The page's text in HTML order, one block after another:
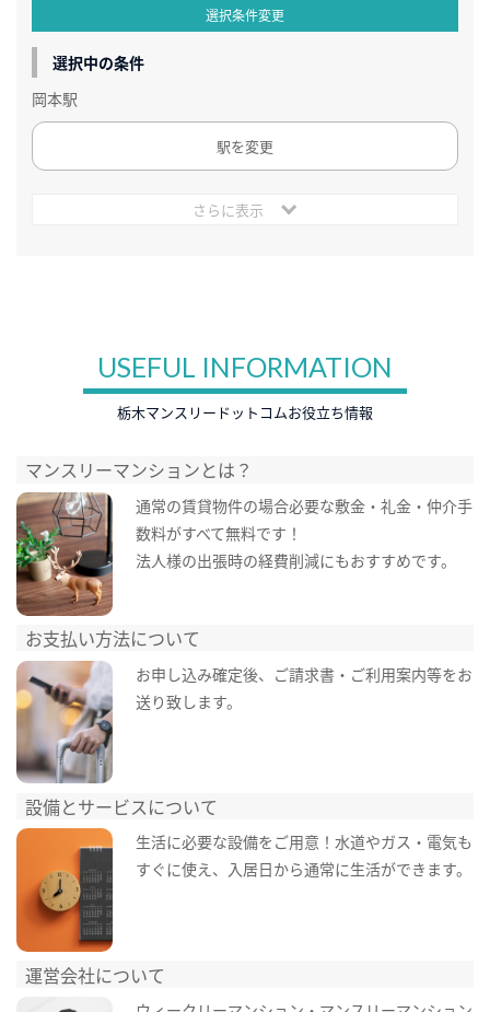
選択条件変更
選択中の条件
岡本駅
駅を変更
さらに表示
USEFUL INFORMATION
栃木マンスリードットコムお役立ち情報
マンスリーマンションとは？
通常の賃貸物件の場合必要な敷金・礼金・仲介手
数料がすべて無料です！
法人様の出張時の経費削減にもおすすめです。
お支払い方法について
お申し込み確定後、ご請求書・ご利用案内等をお
送り致します。
設備とサービスについて
生活に必要な設備をご用意！水道やガス・電気も
すぐに使え、入居日から通常に生活ができます。
運営会社について